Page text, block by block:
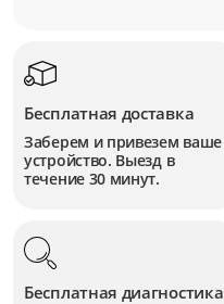
Бесплатная доставка
Заберем и привезем ваше
устройство. Выезд в
течение 30 минут.
Бесплатная диагностика